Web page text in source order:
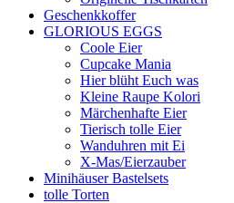
Geschenkkoffer
GLORIOUS EGGS
Coole Eier
Cupcake Mania
Hier blüht Euch was
Kleine Raupe Kolori
Märchenhafte Eier
Tierisch tolle Eier
Wanduhren mit Ei
X-Mas/Eierzauber
Minihäuser Bastelsets
tolle Torten